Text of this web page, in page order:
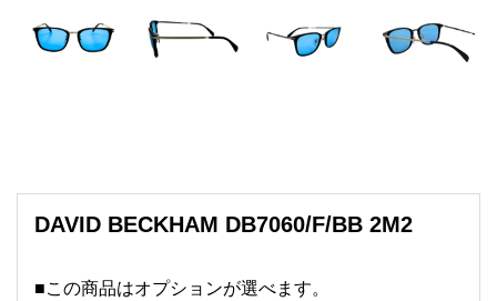
DAVID BECKHAM DB7060/F/BB 2M2
■この商品はオプションが選べます。